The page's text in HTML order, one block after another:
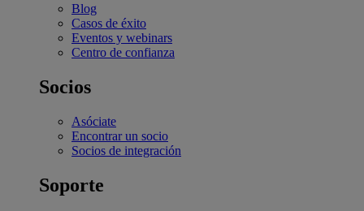
Blog
Casos de éxito
Eventos y webinars
Centro de confianza
Socios
Asóciate
Encontrar un socio
Socios de integración
Soporte